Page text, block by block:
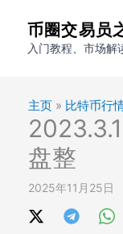
币圈交易员
入门教程、市场解
主页 » 比特币行
盘整
2025年11月25日